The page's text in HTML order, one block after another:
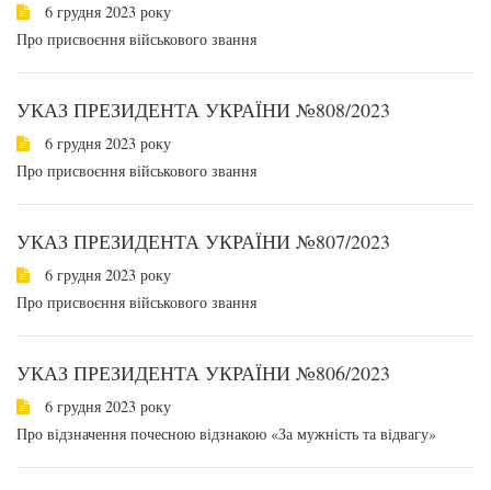
6 грудня 2023 року
Про присвоєння військового звання
УКАЗ ПРЕЗИДЕНТА УКРАЇНИ №808/2023
6 грудня 2023 року
Про присвоєння військового звання
УКАЗ ПРЕЗИДЕНТА УКРАЇНИ №807/2023
6 грудня 2023 року
Про присвоєння військового звання
УКАЗ ПРЕЗИДЕНТА УКРАЇНИ №806/2023
6 грудня 2023 року
Про відзначення почесною відзнакою «За мужність та відвагу»